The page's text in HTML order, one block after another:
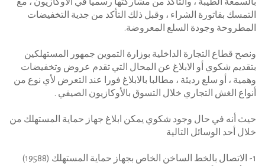
التمسك بفاتورة الشراء ، وقبل ذلك التأكد من جدية التخفيضات
المطروحة وجودة السلع المعروضة.
ونصح قطاع التجارة الداخلية بوزارة التموين جمهور المستهلكين
بتقديم شكوي أو الابلاغ عن المحال التي تقدم عروض وتخفيضات
وهمية ، أو سلع رديئة ، مطالبا بالابلاغ فورا عند التعرض لأي نوع من
أنواع الغش التجاري خلال التسوق بالأوكازيون الصيفي .
حيث أنه في حال وجود شكوي يمكن ابلاغ جهاز حماية المستهلك من
خلال أحد الوسائل التالية
1- الاتصال بالخط الساخن الخاص بجهاز حماية المستهلك (19588)